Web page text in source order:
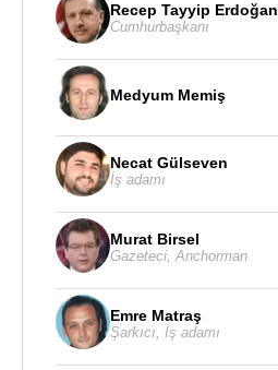
Recep Tayyip Erdoğan
Cumhurbaşkanı
Medyum Memiş
Necat Gülseven
İş adamı
Murat Birsel
Gazeteci,Anchorman
Emre Matraş
Şarkıcı, İş adamı